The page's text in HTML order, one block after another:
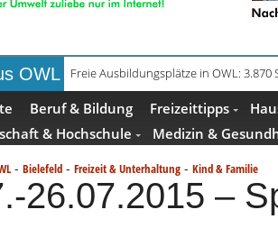
OWL Recyclingpapier in Küche und Bad
Beruf & Bildung Freizeittipps
& Hochschule
Medizin &
- Bielefeld - Freizeit & Unterhaltung - Kind & Familie
26.07.2015 –